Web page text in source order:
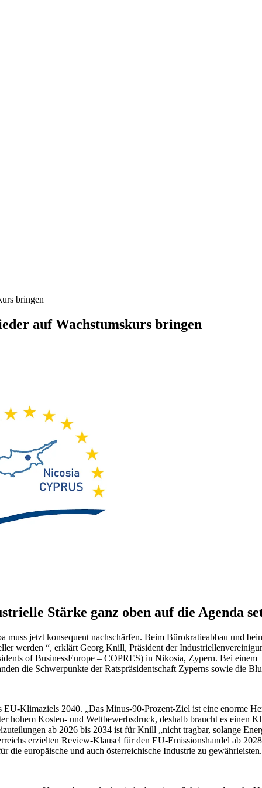
bringen
auf Wachstumskurs bringen
Stärke ganz oben auf die Agenda
muss jetzt konsequent nachschärfen. Beim Bürokratieabbau und
werden “, erklärt Georg Knill, Präsident der
of BusinessEurope – COPRES) in Nikosia, Zypern. Bei
die Schwerpunkte der Ratspräsidentschaft Zyperns sowie die
Klimaziels 2040. „Das Minus-90-Prozent-Ziel ist eine enorme
hohem Kosten- und Wettbewerbsdruck, deshalb braucht es einen
ab 2026 bis 2034 ist für Knill „nicht tragbar, solange
erzielten Review-Klausel für den EU-Emissionshandel ab
die europäische und auch österreichische Industrie zu gewährleisten.